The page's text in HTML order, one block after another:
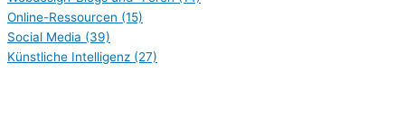
Online-Ressourcen (15)
Social Media (39)
Künstliche Intelligenz (27)